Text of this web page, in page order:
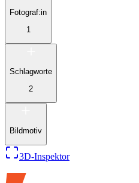
Fotograf:in
1
Schlagworte
2
Bildmotiv
3D-Inspektor